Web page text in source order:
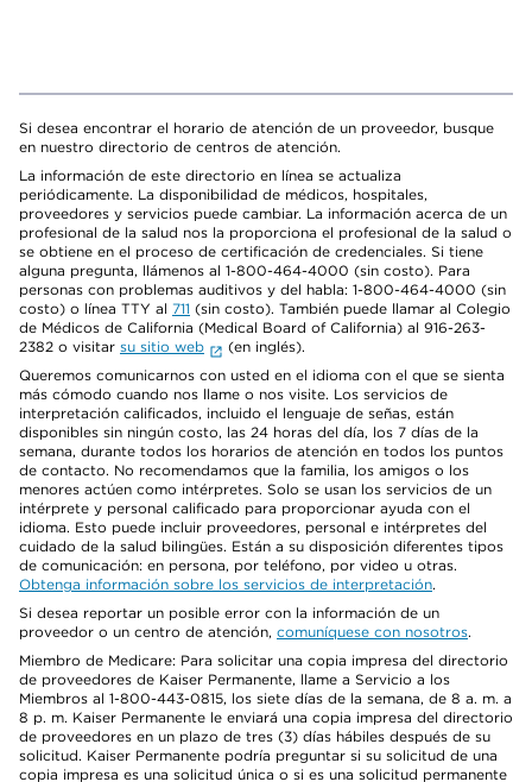
Si desea encontrar el horario de atención de un proveedor, busque
en nuestro directorio de centros de atención.
La información de este directorio en línea se actualiza
periódicamente. La disponibilidad de médicos, hospitales,
proveedores y servicios puede cambiar. La información acerca de un
profesional de la salud nos la proporciona el profesional de la salud o
se obtiene en el proceso de certificación de credenciales. Si tiene
alguna pregunta, llámenos al 1-800-464-4000 (sin costo). Para
personas con problemas auditivos y del habla: 1-800-464-4000 (sin
costo) o línea TTY al 711 (sin costo). También puede llamar al Colegio
de Médicos de California (Medical Board of California) al 916-263-
2382 o visitar su sitio web
(en inglés).
Queremos comunicarnos con usted en el idioma con el que se sienta
más cómodo cuando nos llame o nos visite. Los servicios de
interpretación calificados, incluido el lenguaje de señas, están
disponibles sin ningún costo, las 24 horas del día, los 7 días de la
semana, durante todos los horarios de atención en todos los puntos
de contacto. No recomendamos que la familia, los amigos o los
menores actúen como intérpretes. Solo se usan los servicios de un
intérprete y personal calificado para proporcionar ayuda con el
idioma. Esto puede incluir proveedores, personal e intérpretes del
cuidado de la salud bilingües. Están a su disposición diferentes tipos
de comunicación: en persona, por teléfono, por video u otras.
Obtenga información sobre los servicios de interpretación.
Si desea reportar un posible error con la información de un
proveedor o un centro de atención, comuníquese con nosotros.
Miembro de Medicare: Para solicitar una copia impresa del directorio
de proveedores de Kaiser Permanente, llame a Servicio a los
Miembros al 1-800-443-0815, los siete días de la semana, de 8 a. m. a
8 p. m. Kaiser Permanente le enviará una copia impresa del directorio
de proveedores en un plazo de tres (3) días hábiles después de su
solicitud. Kaiser Permanente podría preguntar si su solicitud de una
copia impresa es una solicitud única o si es una solicitud permanente